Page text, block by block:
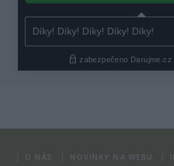
O NÁS NOVINKY NA WEBU